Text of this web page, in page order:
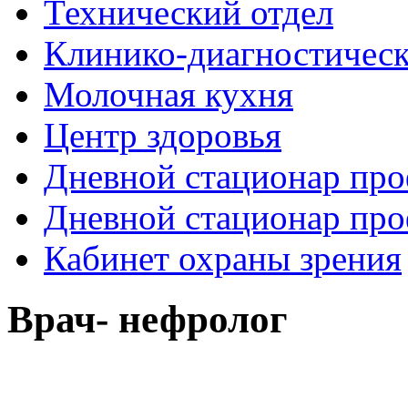
Технический отдел
Клинико-
Молочная кухня
Центр здоровья
Дневной стационар
Дневной стационар
Кабинет охраны зрения
Рыболовные катушки http://nachodki.ru/shop/okhota-turizm-
Врач- нефролог